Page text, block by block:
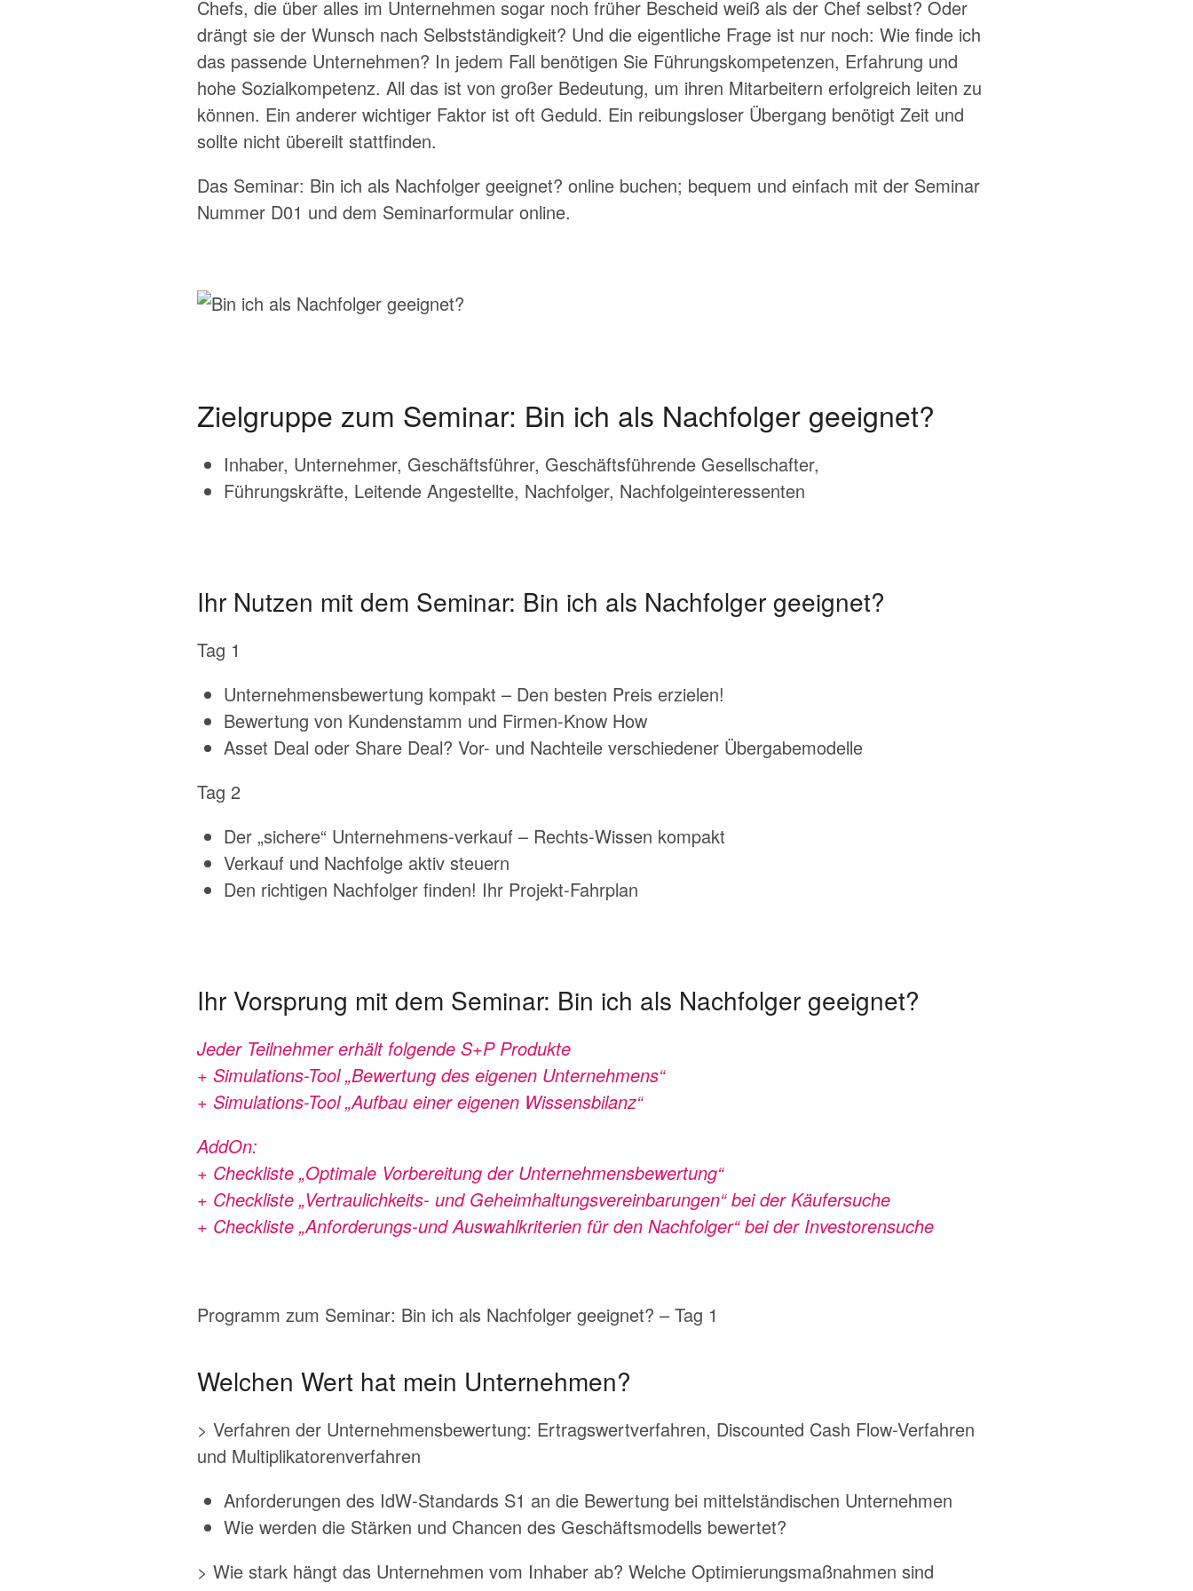
Chefs, die über alles im Unternehmen sogar noch früher Bescheid weiß als der Chef selbst? Oder
drängt sie der Wunsch nach Selbstständigkeit? Und die eigentliche Frage ist nur noch: Wie finde ich
das passende Unternehmen? In jedem Fall benötigen Sie Führungskompetenzen, Erfahrung und
hohe Sozialkompetenz. All das ist von großer Bedeutung, um ihren Mitarbeitern erfolgreich leiten zu
können. Ein anderer wichtiger Faktor ist oft Geduld. Ein reibungsloser Übergang benötigt Zeit und
sollte nicht übereilt stattfinden.
Das Seminar: Bin ich als Nachfolger geeignet? online buchen; bequem und einfach mit der Seminar
Nummer D01 und dem Seminarformular online.
Zielgruppe zum Seminar: Bin ich als Nachfolger geeignet?
Inhaber, Unternehmer, Geschäftsführer, Geschäftsführende Gesellschafter,
Führungskräfte, Leitende Angestellte, Nachfolger, Nachfolgeinteressenten
Ihr Nutzen mit dem Seminar: Bin ich als Nachfolger geeignet?
Tag 1
Unternehmensbewertung kompakt – Den besten Preis erzielen!
Bewertung von Kundenstamm und Firmen-Know How
Asset Deal oder Share Deal? Vor- und Nachteile verschiedener Übergabemodelle
Tag 2
Der „sichere“ Unternehmens-verkauf – Rechts-Wissen kompakt
Verkauf und Nachfolge aktiv steuern
Den richtigen Nachfolger finden! Ihr Projekt-Fahrplan
Ihr Vorsprung mit dem Seminar: Bin ich als Nachfolger geeignet?
Jeder Teilnehmer erhält folgende S+P Produkte
+ Simulations-Tool „Bewertung des eigenen Unternehmens“
+ Simulations-Tool „Aufbau einer eigenen Wissensbilanz“
AddOn:
+ Checkliste „Optimale Vorbereitung der Unternehmensbewertung“
+ Checkliste „Vertraulichkeits- und Geheimhaltungsvereinbarungen“ bei der Käufersuche
+ Checkliste „Anforderungs-und Auswahlkriterien für den Nachfolger“ bei der Investorensuche
Programm zum Seminar: Bin ich als Nachfolger geeignet? – Tag 1
Welchen Wert hat mein Unternehmen?
> Verfahren der Unternehmensbewertung: Ertragswertverfahren, Discounted Cash Flow-Verfahren
und Multiplikatorenverfahren
Anforderungen des IdW-Standards S1 an die Bewertung bei mittelständischen Unternehmen
Wie werden die Stärken und Chancen des Geschäftsmodells bewertet?
> Wie stark hängt das Unternehmen vom Inhaber ab? Welche Optimierungsmaßnahmen sind